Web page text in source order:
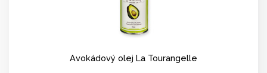
Avokádový olej La Tourangelle